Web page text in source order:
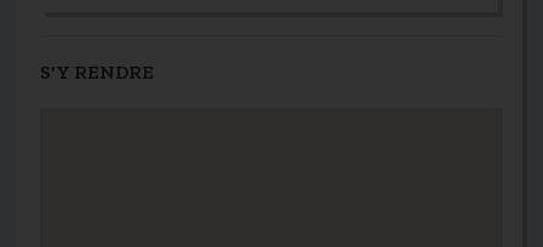
S'Y RENDRE